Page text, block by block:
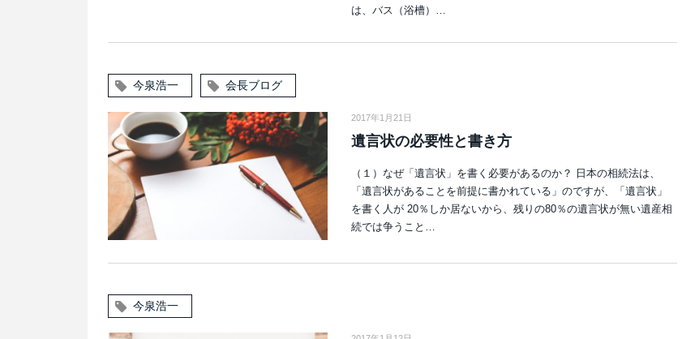
は、バス（浴槽）…
今泉浩一 会長ブログ
2017年1月21日
遺言状の必要性と書き方
（１）なぜ「遺言状」を書く必要があるのか？ 日本の相続法は、
「遺言状があることを前提に書かれている」のですが、「遺言状」
を書く人が 20％しか居ないから、残りの80％の遺言状が無い遺産相
続では争うこと…
今泉浩一